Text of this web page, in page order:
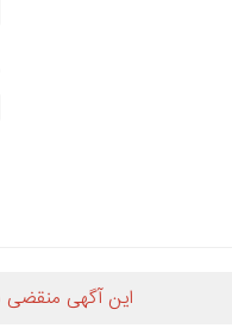
این آگهی